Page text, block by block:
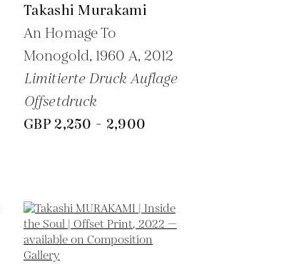
Takashi Murakami
An Homage To
Monogold, 1960 A, 2012
Limitierte Druck Auflage
Offsetdruck
GBP 2,250 - 2,900